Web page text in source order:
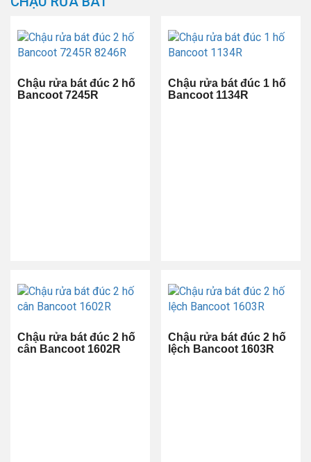
Chậu rửa bát đúc 2 hố
Bancoot 7245R
Chậu rửa bát đúc 1 hố
Bancoot 1134R
Chậu rửa bát đúc 2 hố
cân Bancoot 1602R
Chậu rửa bát đúc 2 hố
lệch Bancoot 1603R